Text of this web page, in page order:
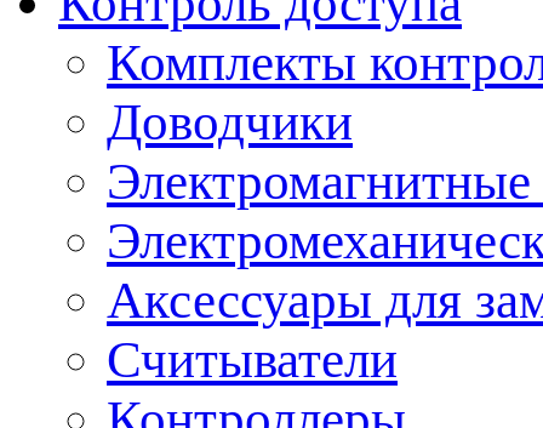
Комплекты
Доводчики
Аксессуары для
Считыватели